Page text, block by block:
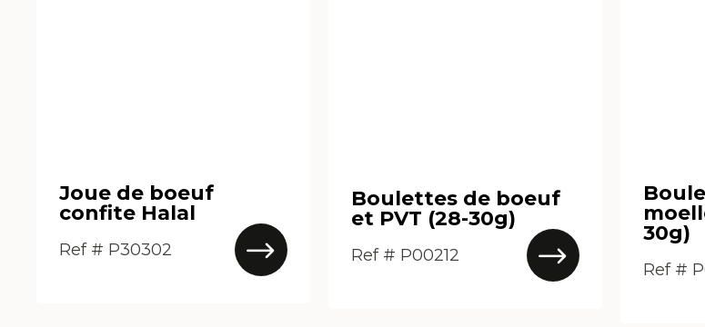
Joue de boeuf
confite Halal
Ref # P30302
Boulettes de boeuf
et PVT (28-30g)
Ref # P00212
30g)
Ref #